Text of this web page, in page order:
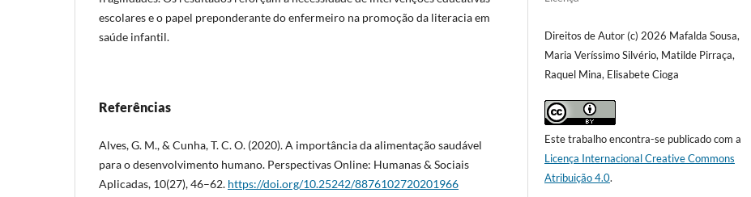
escolares e o papel preponderante do enfermeiro na promoção da literacia em
saúde infantil.
Referências
Alves, G. M., & Cunha, T. C. O. (2020). A importância da alimentação saudável
para o desenvolvimento humano. Perspectivas Online: Humanas & Sociais
Aplicadas, 10(27), 46–62. https://doi.org/10.25242/8876102720201966
Direitos de Autor (c) 2026 Mafalda Sousa,
Maria Veríssimo Silvério, Matilde Pirraça,
Raquel Mina, Elisabete Cioga
Este trabalho encontra-se publicado com a
Licença Internacional Creative Commons
Atribuição 4.0.